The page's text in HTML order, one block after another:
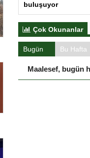
buluşuyor
Çok Okunanlar
Bugün Bu Hafta
Maalesef, bugün